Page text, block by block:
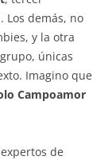
Los demás, no
y la otra
únicas
Imagino que
Campoamor
de